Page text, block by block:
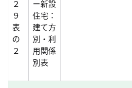
２
９
表
の
２
ー新設
住宅：
建て方
別・利
用関係
別表